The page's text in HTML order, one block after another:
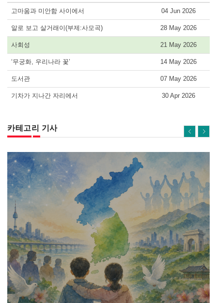
고마움과 미안함 사이에서 04 Jun 2026
알로 보고 살거래이(부제:사모곡) 28 May 2026
사회성 21 May 2026
‘무궁화, 우리나라 꽃’ 14 May 2026
도서관 07 May 2026
기차가 지나간 자리에서 30 Apr 2026
카테고리 기사